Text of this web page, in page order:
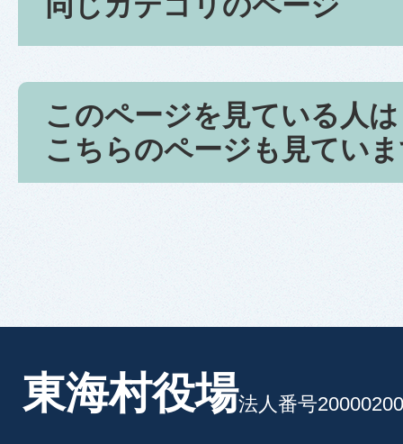
このページを見ている人は
こちらのページも見てい
東海村役場法人番号